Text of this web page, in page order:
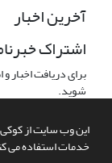
این وب سایت از کوکی
خدمات استفاده می
آخرین اخبار
اشتراک
برای دریافت اخبار
شوید.